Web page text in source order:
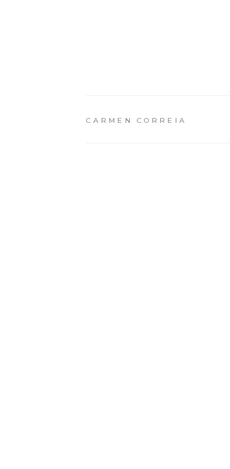
CARMEN CORREIA